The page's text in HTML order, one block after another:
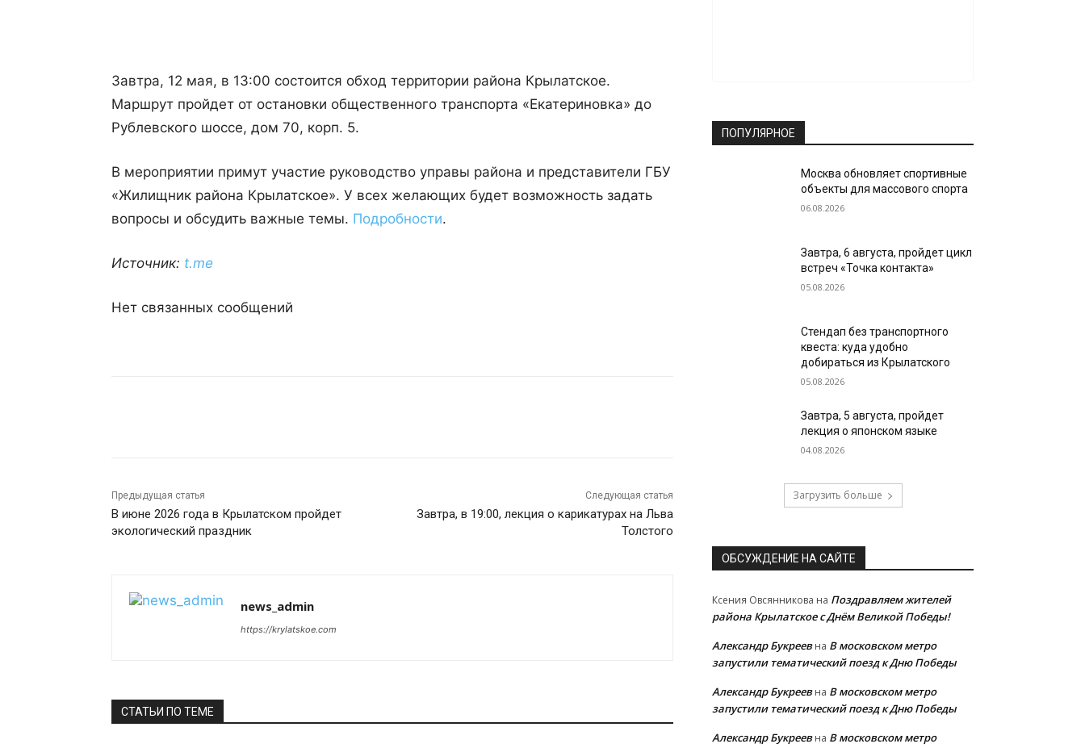
Завтра, 12 мая, в 13:00 состоится обход территории района Крылатское.
Маршрут пройдет от остановки общественного транспорта «Екатериновка» до
Рублевского шоссе, дом 70, корп. 5.
В мероприятии примут участие руководство управы района и представители ГБУ
«Жилищник района Крылатское». У всех желающих будет возможность задать
вопросы и обсудить важные темы. Подробности.
Источник: t.me
Нет связанных сообщений
Предыдущая статья
В июне 2026 года в Крылатском пройдет
экологический праздник
Следующая статья
Завтра, в 19:00, лекция о карикатурах на Льва
Толстого
news_admin
https://krylatskoe.com
СТАТЬИ ПО ТЕМЕ
ПОПУЛЯРНОЕ
Москва обновляет спортивные
объекты для массового спорта
06.08.2026
Завтра, 6 августа, пройдет цикл
встреч «Точка контакта»
05.08.2026
Стендап без транспортного
квеста: куда удобно
добираться из Крылатского
05.08.2026
Завтра, 5 августа, пройдет
лекция о японском языке
04.08.2026
Загрузить больше
ОБСУЖДЕНИЕ НА САЙТЕ
Ксения Овсянникова на Поздравляем жителей
района Крылатское с Днём Великой Победы!
Александр Букреевна В московском метро
запустили тематический поезд к Дню Победы
Александр Букреевна В московском метро
запустили тематический поезд к Дню Победы
Александр Букреевна В московском метро